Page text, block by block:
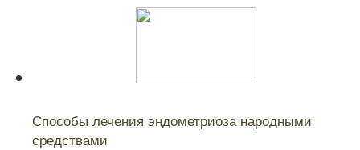
Способы лечения эндометриоза народными
средствами